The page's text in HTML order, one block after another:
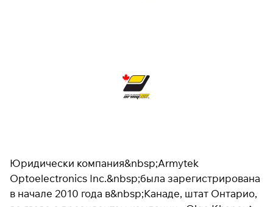
Юридически компания&nbsp;Armytek
Optoelectronics Inc.&nbsp;была зарегистрирована
в начале 2010 года в&nbsp;Канаде, штат Онтарио,